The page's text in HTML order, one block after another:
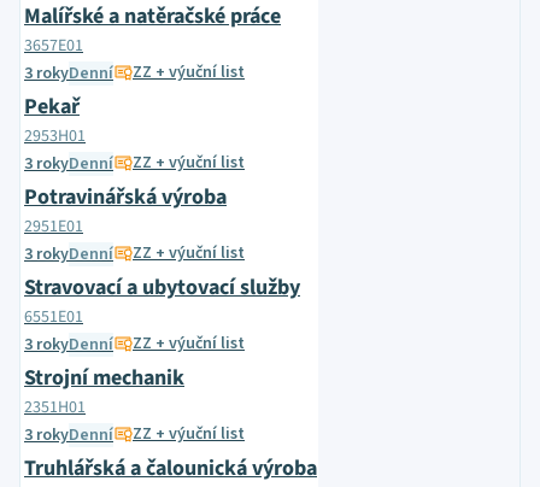
Malířské a natěračské práce
3657E01
3 rokyDenní ZZ + výuční list
Pekař
2953H01
3 rokyDenní ZZ + výuční list
Potravinářská výroba
2951E01
3 rokyDenní ZZ + výuční list
Stravovací a ubytovací služby
6551E01
3 rokyDenní ZZ + výuční list
Strojní mechanik
2351H01
3 rokyDenní ZZ + výuční list
Truhlářská a čalounická výroba